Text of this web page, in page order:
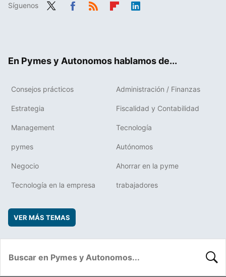
Síguenos
En Pymes y Autonomos hablamos de...
Consejos prácticos Administración / Finanzas
Estrategia Fiscalidad y Contabilidad
Management Tecnología
pymes Autónomos
Negocio Ahorrar en la pyme
Tecnología en la empresa trabajadores
VER MÁS TEMAS